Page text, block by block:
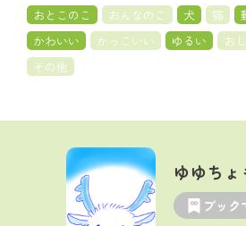
おとこのこ おんなのこ 犬 猫
かわいい
かっこいい ゆるい お
その他
ゆゆちょ
ブック